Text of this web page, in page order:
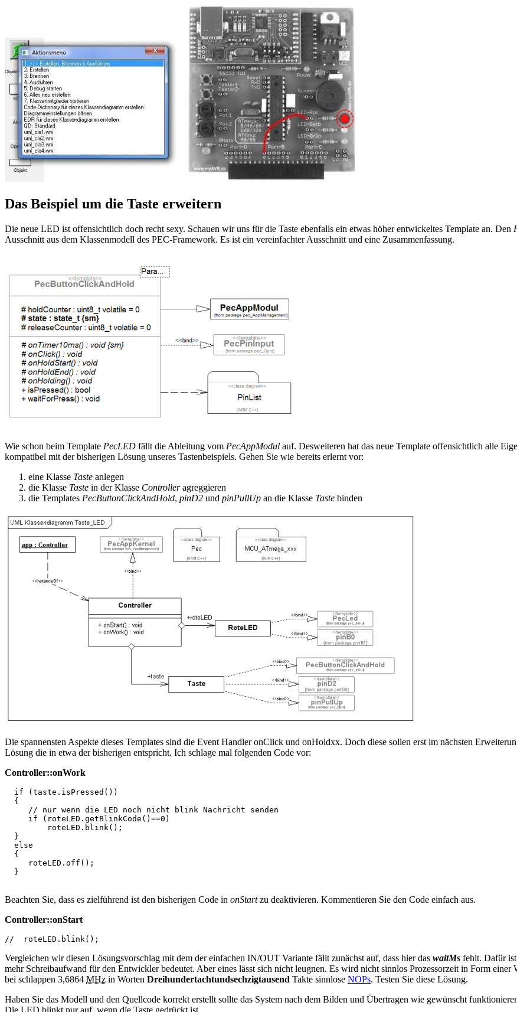
Das Beispiel um die Taste erweitern
Die neue LED ist offensichtlich doch recht sexy. Schauen wir uns für die Taste ebenfalls ein etwas höher entwickeltes Template an. Den
Ausschnitt aus dem Klassenmodell des PEC-Framework. Es ist ein vereinfachter Ausschnitt und eine Zusammenfassung.
Wie schon beim Template PecLED fällt die Ableitung vom PecAppModul auf. Desweiteren hat das neue Template offensichtlich alle
kompatibel mit der bisherigen Lösung unseres Tastenbeispiels. Gehen Sie wie bereits erlernt vor:
eine Klasse Taste anlegen
die Klasse Taste in der Klasse Controlleragreggieren
die Templates PecButtonClickAndHold, pinD2 und pinPullUp an die Klasse Taste binden
Die spannensten Aspekte dieses Templates sind die Event Handler onClick und onHoldxx. Doch diese sollen erst im nächsten
Lösung die in etwa der bisherigen entspricht. Ich schlage mal folgenden Code vor:
Controller::onWork
if ( taste. isPressed ( ) )
{
// nur wenn die LED noch nicht blink Nachricht senden
if
( roteLED. getBlinkCode ( ) ==0 )
         roteLED.
blink ( ) ;
}
else
{
     roteLED.
off ( ) ;
}
Beachten Sie, dass es zielführend ist den bisherigen Code in onStartzu deaktivieren. Kommentieren Sie den Code einfach aus.
Controller::onStart
//  roteLED.blink();
Vergleichen wir diesen Lösungsvorschlag mit dem der einfachen IN/OUT Variante fällt zunächst auf, dass hier das waitMs fehlt. Dafür ist
mehr Schreibaufwand für den Entwickler bedeutet. Aber eines lässt sich nicht leugnen. Es wird nicht sinnlos Prozessorzeit in Form
bei schlappen 3,6864 MHz in Worten Dreihundertachtundsechzigtausend Takte sinnlose NOPs. Testen Sie diese Lösung.
Haben Sie das Modell und den Quellcode korrekt erstellt sollte das System nach dem Bilden und Übertragen wie gewünscht
Die LED blinkt nur auf, wenn die Taste gedrückt ist.